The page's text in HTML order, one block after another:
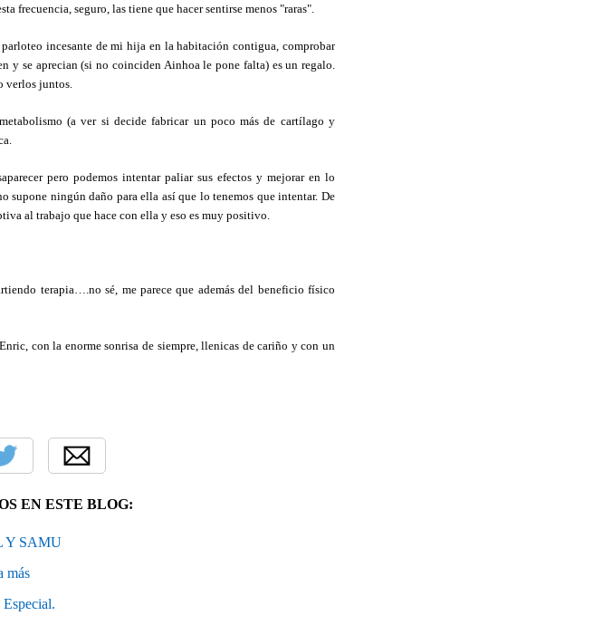
frecuencia, seguro, las tiene que hacer sentirse menos "raras".
parloteo incesante de mi hija en la habitación contigua, comprobar
y se aprecian (si no coinciden Ainhoa le pone falta) es un regalo.
verlos juntos.
(a ver si decide fabricar un poco más de cartílago y
pero podemos intentar paliar sus efectos y mejorar en lo
ningún daño para ella así que lo tenemos que intentar. De
al trabajo que hace con ella y eso es muy positivo.
terapia….no sé, me parece que además del beneficio físico
con la enorme sonrisa de siempre, llenicas de cariño y con un
EN ESTE BLOG:
Y SAMU
más